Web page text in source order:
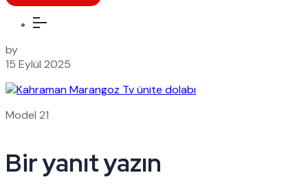
by
15 Eylül 2025
Model 21
Bir yanıt yazın